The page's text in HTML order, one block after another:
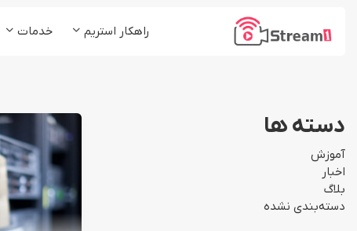
راهکار استریم
رسانه ها و مدیا
خدمات
دسته ها
آموزش
اخبار
بلاگ
دسته‌بندی نشده